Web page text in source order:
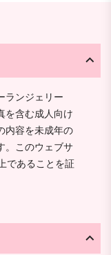
ランジェリー
を含む成人向け
内容を未成年の
。このウェブサ
であることを証